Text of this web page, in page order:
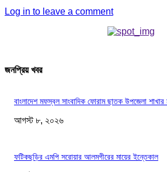
Log in to leave a comment
জনপ্রিয় খবর
বাংলাদেশ মফস্বল সাংবাদিক ফোরাম ছাতক উপজেলা শাখার
আগস্ট ৮, ২০২৬
ফটিকছড়ির এমপি সরোয়ার আলমগীরের মায়ের ইন্তেকাল